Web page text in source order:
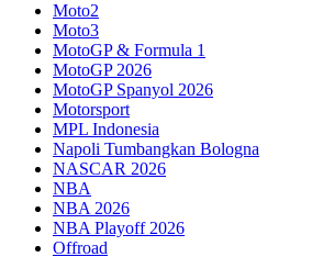
Moto2
Moto3
MotoGP & Formula 1
MotoGP 2026
MotoGP Spanyol 2026
Motorsport
MPL Indonesia
Napoli Tumbangkan Bologna
NASCAR 2026
NBA
NBA 2026
NBA Playoff 2026
Offroad